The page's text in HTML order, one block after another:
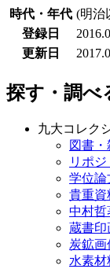
時代・年代 (明治
登録日
更新日
探す・調べ
九大コレク
図書
リポジ
学位論
貴重資
中村哲
蔵書印
炭鉱画
水素材